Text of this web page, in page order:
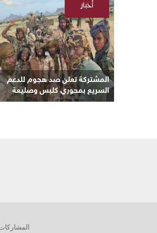
المشتركة تعلن صد هجوم للدعم
السريع بمحوري كلبس وصليعة
وتدمير والاستيلاء على ٦٥ عربة
أخبار
/
السودانية